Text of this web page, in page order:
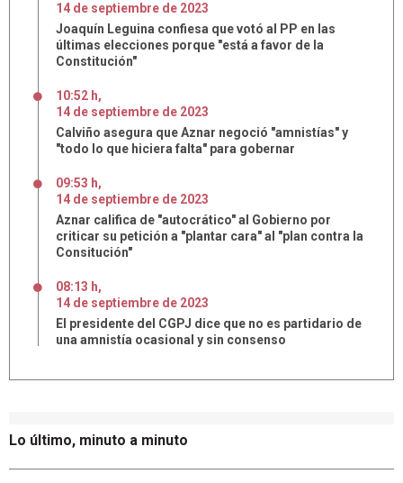
Lo último, minuto a minuto
14 de septiembre de 2023
Joaquín Leguina confiesa que votó al PP en las
últimas elecciones porque "está a favor de la
Constitución"
10:52 h,
14 de septiembre de 2023
Calviño asegura que Aznar negoció "amnistías" y
"todo lo que hiciera falta" para gobernar
09:53 h,
14 de septiembre de 2023
Aznar califica de "autocrático" al Gobierno por
criticar su petición a "plantar cara" al "plan contra la
Consitución"
08:13 h,
14 de septiembre de 2023
El presidente del CGPJ dice que no es partidario de
una amnistía ocasional y sin consenso